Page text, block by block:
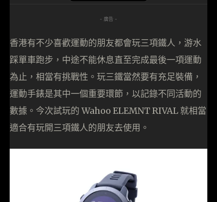
- 廣告 -
香港有不少喜歡運動的朋友都會玩三項鐵人，游水
踩單車跑步，中途不能休息直至完成最後一項運動
為止，相當有挑戰性。玩三鐵當然要有充足裝備，
運動手錶是其中一個重要環節，以記錄不同活動的
數據。今次試玩的 Wahoo ELEMNT RIVAL 就相當
適合有玩開三項鐵人的朋友去使用。